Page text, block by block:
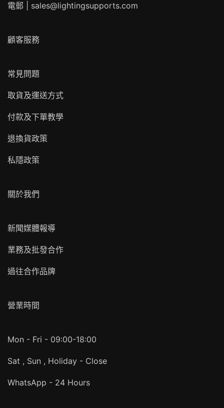
電郵 | sales@lightingsupports.com
顧客服務
常見問題
取貨及運送方式
付款及下單教學
退換貨政策
私隱政策
關於我們
新聞媒體報導
業務及批發合作
過往合作品牌
營業時間
Mon - Fri - 09:00-18:00
Sat , Sun , Holiday - Close
WhatsApp - 24 Hours